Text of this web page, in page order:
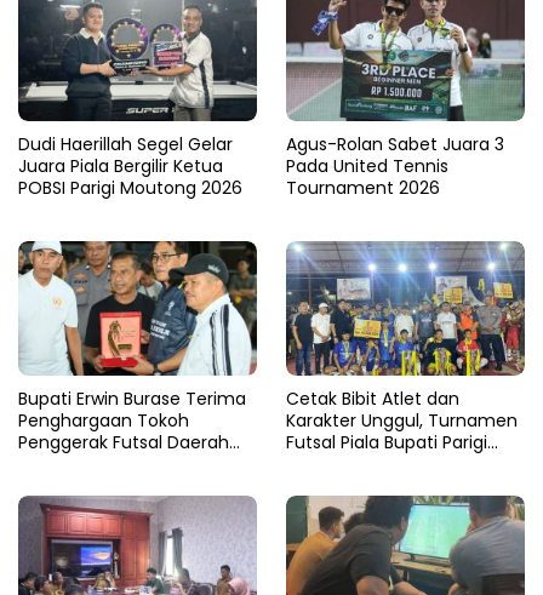
Dudi Haerillah Segel Gelar
Juara Piala Bergilir Ketua
POBSI Parigi Moutong 2026
Agus-Rolan Sabet Juara 3
Pada United Tennis
Tournament 2026
Bupati Erwin Burase Terima
Penghargaan Tokoh
Penggerak Futsal Daerah
Cetak Bibit Atlet dan
Karakter Unggul, Turnamen
Futsal Piala Bupati Parigi